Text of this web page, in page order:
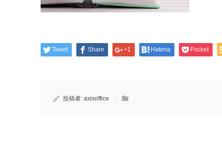
Tweet Share +1 Hatena Pocket
投稿者: axisoffice